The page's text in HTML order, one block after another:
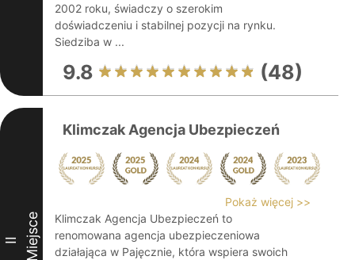
2002 roku, świadczy o szerokim
doświadczeniu i stabilnej pozycji na rynku.
Siedziba w ...
9.8 (48)
II Miejsce
Klimczak Agencja Ubezpieczeń
Pokaż więcej >>
Klimczak Agencja Ubezpieczeń to
renomowana agencja ubezpieczeniowa
działająca w Pajęcznie, która wspiera swoich